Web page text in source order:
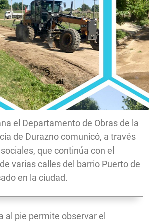
el Departamento de Obras de la
de Durazno comunicó, a través
que continúa con el
varias calles del barrio Puerto de
en la ciudad.
al pie permite observar el